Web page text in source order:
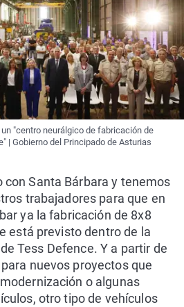
"centro neurálgico de fabricación de
| Gobierno del Principado de Asturias
con Santa Bárbara y tenemos
trabajadores para que en
ya la fabricación de 8x8
está previsto dentro de la
Tess Defence. Y a partir de
nuevos proyectos que
o algunas
otro tipo de vehículos